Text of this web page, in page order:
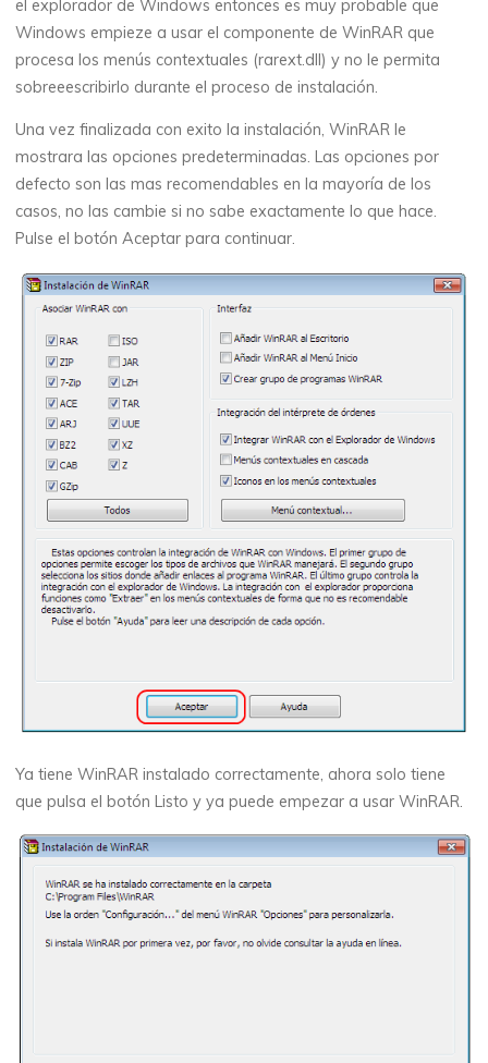
el explorador de Windows entonces es muy probable que
Windows empieze a usar el componente de WinRAR que
procesa los menús contextuales (rarext.dll) y no le permita
sobreeescribirlo durante el proceso de instalación.
Una vez finalizada con exito la instalación, WinRAR le
mostrara las opciones predeterminadas. Las opciones por
defecto son las mas recomendables en la mayoría de los
casos, no las cambie si no sabe exactamente lo que hace.
Pulse el botónAceptar para continuar.
Ya tiene WinRAR instalado correctamente, ahora solo tiene
que pulsa el botónListo y ya puede empezar a usar WinRAR.